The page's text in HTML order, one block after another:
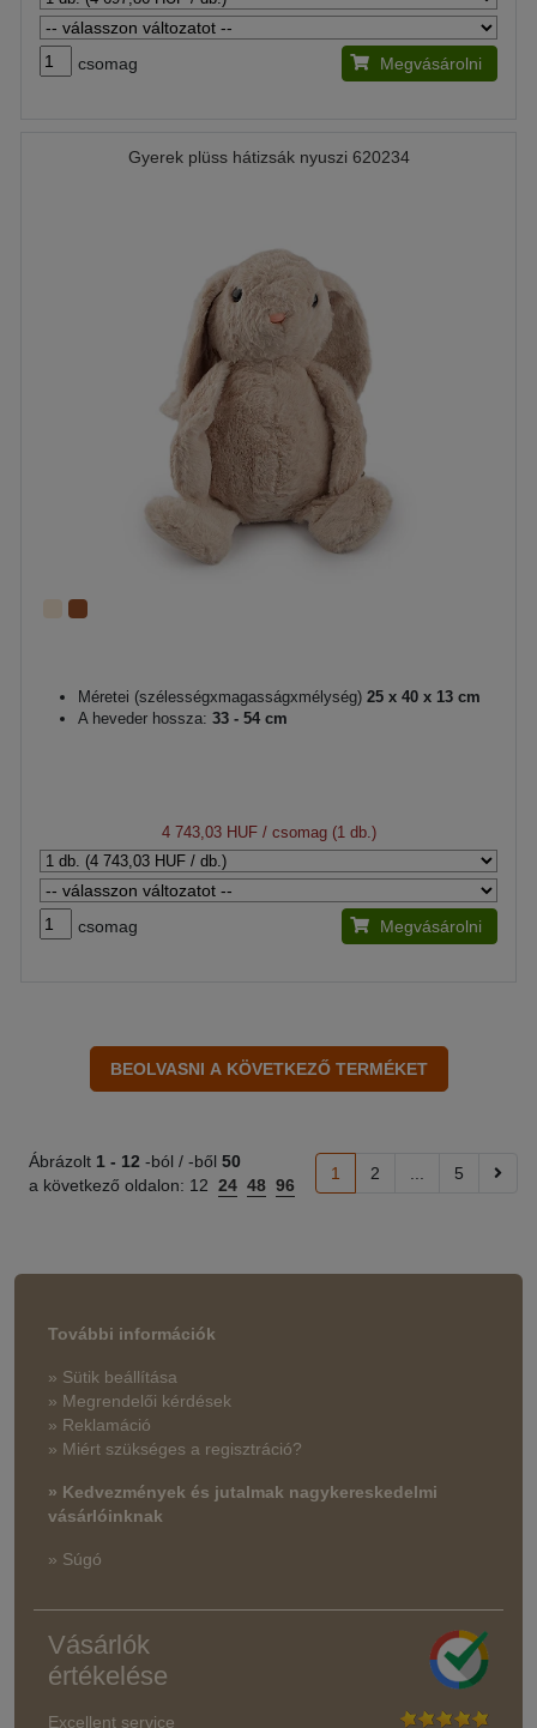
csomag Megvásárolni
Gyerek plüss hátizsák nyuszi 620234
Méretei (szélességxmagasságxmélység) 25 x 40 x 13 cm
A heveder hossza: 33 - 54 cm
4 743,03 HUF/ csomag (1 db.)
csomag Megvásárolni
Ábrázolt 1 - 12 -ból / -ből 50
a következő oldalon: 12 24 48 96
1 2 5
További információk
» Sütik beállítása
» Megrendelői kérdések
» Reklamáció
» Miért szükséges a regisztráció?
» Kedvezmények és jutalmak nagykereskedelmi
vásárlóinknak
» Súgó
Vásárlók
értékelése
Excellent service